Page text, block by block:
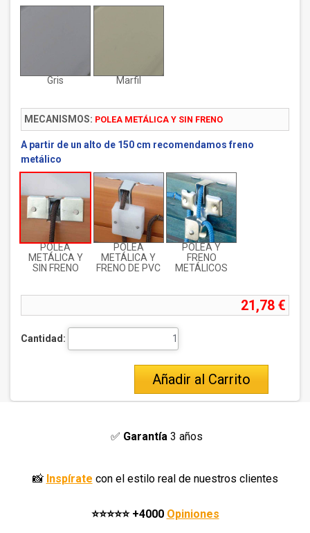
Gris Marfil
MECANISMOS: POLEA METÁLICA Y SIN FRENO
A partir de un alto de 150 cm recomendamos freno
metálico
POLEA
METÁLICA Y
SIN FRENO
POLEA
METÁLICA Y
FRENO DE PVC
POLEA Y
FRENO
METÁLICOS
21,78 €
Cantidad:
Añadir al Carrito
✅ Garantía 3 años
📸 Inspírate con el estilo real de nuestros clientes
⭐⭐⭐⭐⭐ +4000 Opiniones